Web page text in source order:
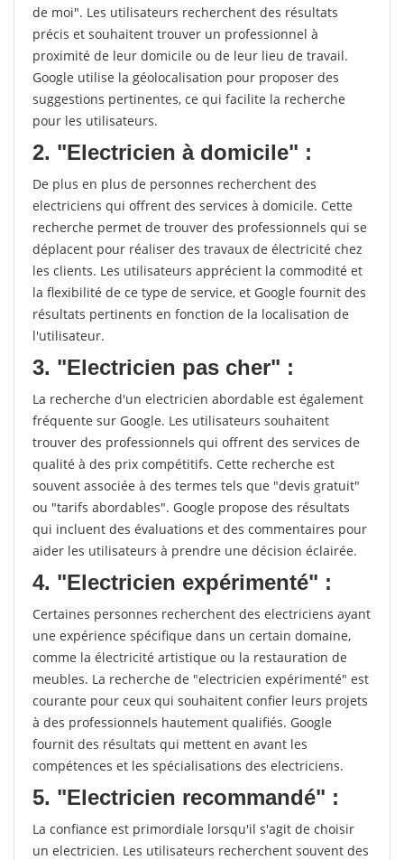
de moi". Les utilisateurs recherchent des résultats
précis et souhaitent trouver un professionnel à
proximité de leur domicile ou de leur lieu de travail.
Google utilise la géolocalisation pour proposer des
suggestions pertinentes, ce qui facilite la recherche
pour les utilisateurs.
2. "Electricien à domicile" :
De plus en plus de personnes recherchent des
electriciens qui offrent des services à domicile. Cette
recherche permet de trouver des professionnels qui se
déplacent pour réaliser des travaux de électricité chez
les clients. Les utilisateurs apprécient la commodité et
la flexibilité de ce type de service, et Google fournit des
résultats pertinents en fonction de la localisation de
l'utilisateur.
3. "Electricien pas cher" :
La recherche d'un electricien abordable est également
fréquente sur Google. Les utilisateurs souhaitent
trouver des professionnels qui offrent des services de
qualité à des prix compétitifs. Cette recherche est
souvent associée à des termes tels que "devis gratuit"
ou "tarifs abordables". Google propose des résultats
qui incluent des évaluations et des commentaires pour
aider les utilisateurs à prendre une décision éclairée.
4. "Electricien expérimenté" :
Certaines personnes recherchent des electriciens ayant
une expérience spécifique dans un certain domaine,
comme la électricité artistique ou la restauration de
meubles. La recherche de "electricien expérimenté" est
courante pour ceux qui souhaitent confier leurs projets
à des professionnels hautement qualifiés. Google
fournit des résultats qui mettent en avant les
compétences et les spécialisations des electriciens.
5. "Electricien recommandé" :
La confiance est primordiale lorsqu'il s'agit de choisir
un electricien. Les utilisateurs recherchent souvent des